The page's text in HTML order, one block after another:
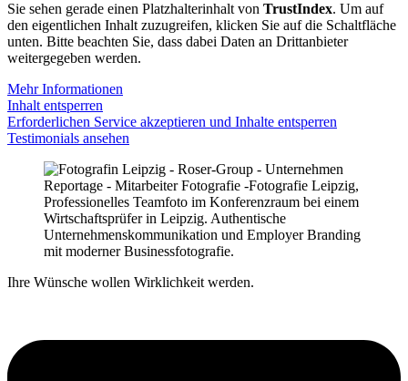
Sie sehen gerade einen Platzhalterinhalt von TrustIndex. Um auf
den eigentlichen Inhalt zuzugreifen, klicken Sie auf die Schaltfläche
unten. Bitte beachten Sie, dass dabei Daten an Drittanbieter
weitergegeben werden.
Mehr Informationen
Inhalt entsperren
Erforderlichen Service akzeptieren und Inhalte entsperren
Testimonials ansehen
Ihre Wünsche wollen Wirklichkeit werden.